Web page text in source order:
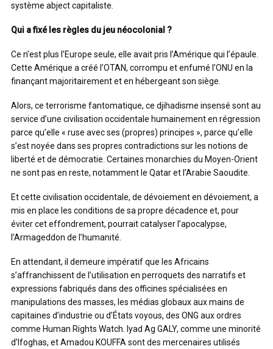
système abject capitaliste.
Qui a fixé les règles du jeu néocolonial ?
Ce n’est plus l’Europe seule, elle avait pris l’Amérique qui l’épaule.
Cette Amérique a créé l’OTAN, corrompu et enfumé l’ONU en la
finançant majoritairement et en hébergeant son siège.
Alors, ce terrorisme fantomatique, ce djihadisme insensé sont au
service d’une civilisation occidentale humainement en régression
parce qu’elle « ruse avec ses (propres) principes », parce qu’elle
s’est noyée dans ses propres contradictions sur les notions de
liberté et de démocratie. Certaines monarchies du Moyen-Orient
ne sont pas en reste, notamment le Qatar et l’Arabie Saoudite.
Et cette civilisation occidentale, de dévoiement en dévoiement, a
mis en place les conditions de sa propre décadence et, pour
éviter cet effondrement, pourrait catalyser l’apocalypse,
l’Armageddon de l’humanité.
En attendant, il demeure impératif que les Africains
s’affranchissent de l’utilisation en perroquets des narratifs et
expressions fabriqués dans des officines spécialisées en
manipulations des masses, les médias globaux aux mains de
capitaines d’industrie ou d’États voyous, des ONG aux ordres
comme Human Rights Watch. Iyad Ag GALY, comme une minorité
d’Ifoghas, et Amadou KOUFFA sont des mercenaires utilisés